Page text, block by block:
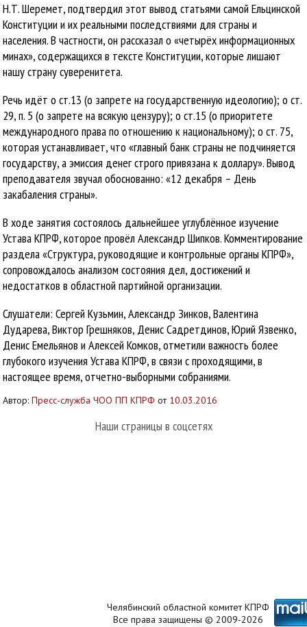
Н.Т. Шеремет, подтвердил этот вывод статьями самой Ельцинской
Конституции и их реальными последствиями для страны и
населения. В частности, он рассказал о «четырёх информационных
минах», содержащихся в тексте Конституции, которые лишают
нашу страну суверенитета.
Речь идёт о ст.13 (о запрете на государственную идеологию); о ст.
29, п. 5 (о запрете на всякую цензуру); о ст.15 (о приоритете
международного права по отношению к национальному); о ст. 75,
которая устанавливает, что «главный банк страны не подчиняется
государству, а эмиссия денег строго привязана к доллару». Вывод
преподавателя звучал обоснованно: «12 декабря – День
закабаления страны».
В ходе занятия состоялось дальнейшее углублённое изучение
Устава КПРФ, которое провёл Александр Шипков. Комментирование
раздела «Структура, руководящие и контрольные органы КПРФ»,
сопровождалось анализом состояния дел, достижений и
недостатков в областной партийной организации.
Слушатели: Сергей Кузьмин, Александр Зинков, Валентина
Дударева, Виктор Грешняков, Денис Садретдинов, Юрий Язвенко,
Денис Емельянов и Алексей Комков, отметили важность более
глубокого изучения Устава КПРФ, в связи с проходящими, в
настоящее время, отчетно-выборными собраниями.
Автор:Пресс-служба ЧОО ПП КПРФ от 10.03.2016
Наши страницы в соцсетях
Челябинский областной комитет КПРФ
Все права защищены © 2009-2026